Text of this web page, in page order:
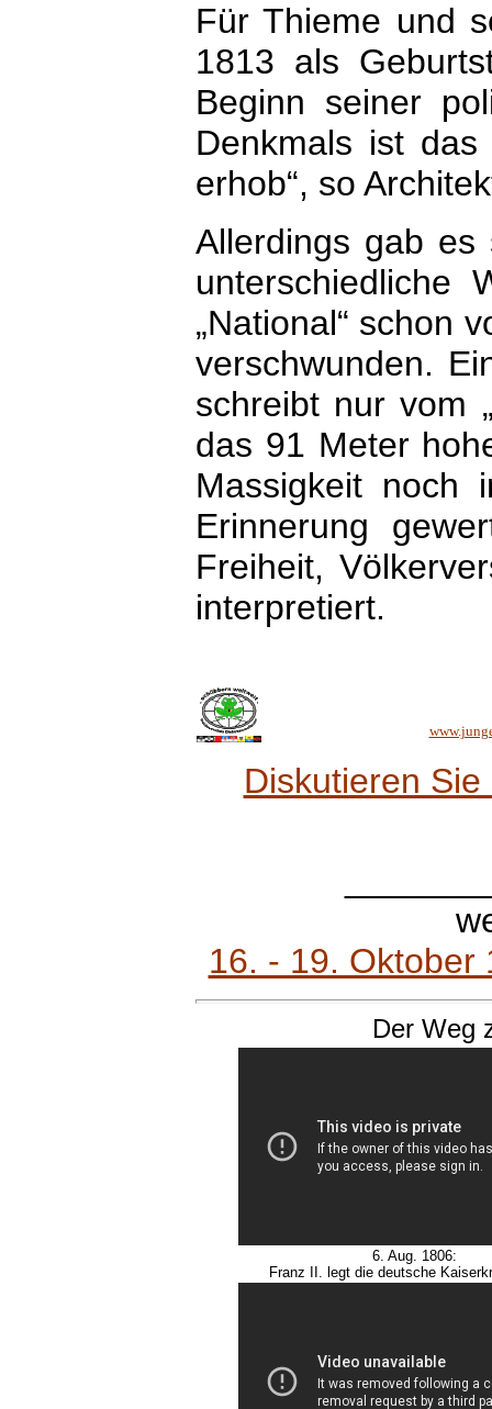
Für Thieme und
1813 als
Beginn seiner
Denkmals ist
erhob“, so
Allerdings gab es
unterschiedliche
„National“ schon
verschwunden.
schreibt nur vom
das 91 Meter
Massigkeit noch
Erinnerung
Freiheit,
interpretiert.
Diskutieren
16. - 19. Oktober
Der Weg
6. Aug. 1806:
Franz II. legt die deutsche